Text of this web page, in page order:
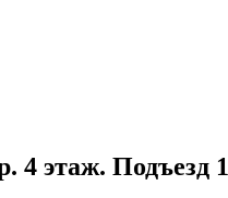
4 этаж. Подъезд 1